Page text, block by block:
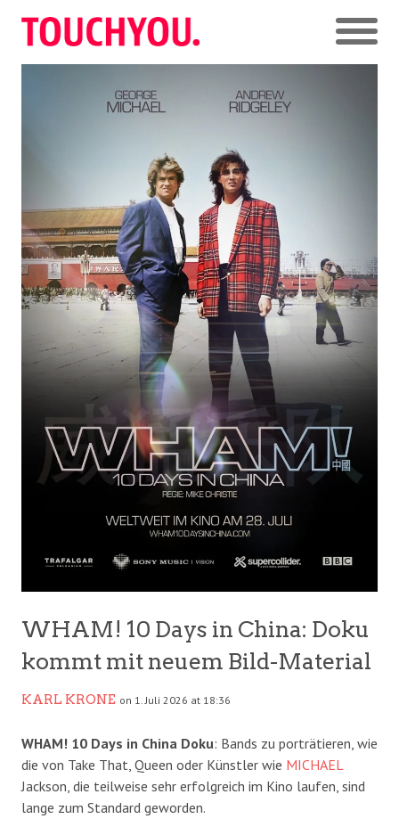
WHAM! 10 Days in China: Doku
kommt mit neuem Bild-Material
KARL KRONE on 1. Juli 2026 at 18:36
WHAM! 10 Days in China Doku: Bands zu porträtieren, wie
die von Take That, Queen oder Künstler wie MICHAEL
Jackson, die teilweise sehr erfolgreich im Kino laufen, sind
lange zum Standard geworden.